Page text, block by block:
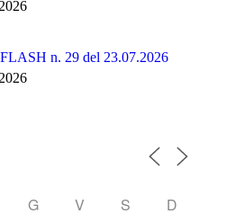
n. 29 del 23.07.2026
G V S D